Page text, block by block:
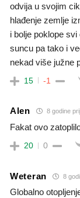
odvija u svojim
hlađenje zemlje
i bolje poklope
suncu pa tako i
nekad više južne
15 -1
Alen 8 godine
Fakat ovo
20 0
Weteran 8
Globalno